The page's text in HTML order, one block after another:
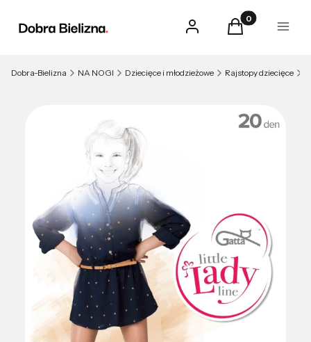
Zaloguj sięProdukty w
Koszyk Menu
Dobra-Bielizna NA NOGI Dziecięce i młodzieżowe Rajstopy dziecięce